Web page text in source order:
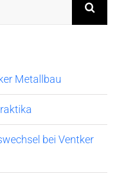
Metallbau
bei Ventker